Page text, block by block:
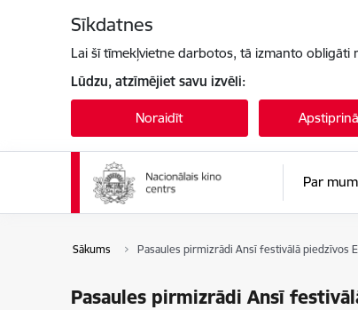
Sīkdatnes
Lai šī tīmekļvietne darbotos, tā izmanto obligāti
Lūdzu, atzīmējiet savu izvēli:
Noraidīt
Par
Sākums Pasaules pirmizrādi Ansī festivālā piedzīvos
Pasaules pirmizrādi Ansī